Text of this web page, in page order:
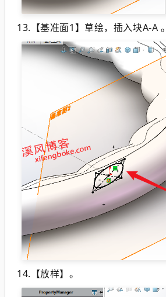
13. 【基准面1】草绘，插入块A-A 。
14.【放样】。